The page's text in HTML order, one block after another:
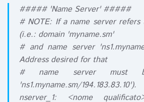
##### 'Name Server' #####
# NOTE: If a name server
(i.e.: domain 'myname.sm'
# and name server
Address desired for that
# name server must
'ns1.myname.sm/194.183.83.10').
nserver_1: <nome